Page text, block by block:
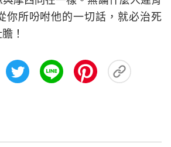
你所吩咐他的一切話，就必治死
！